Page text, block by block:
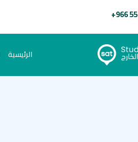
+966
الرئيسية(current)